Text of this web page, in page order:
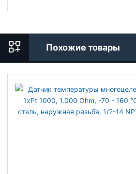
Похожие товары